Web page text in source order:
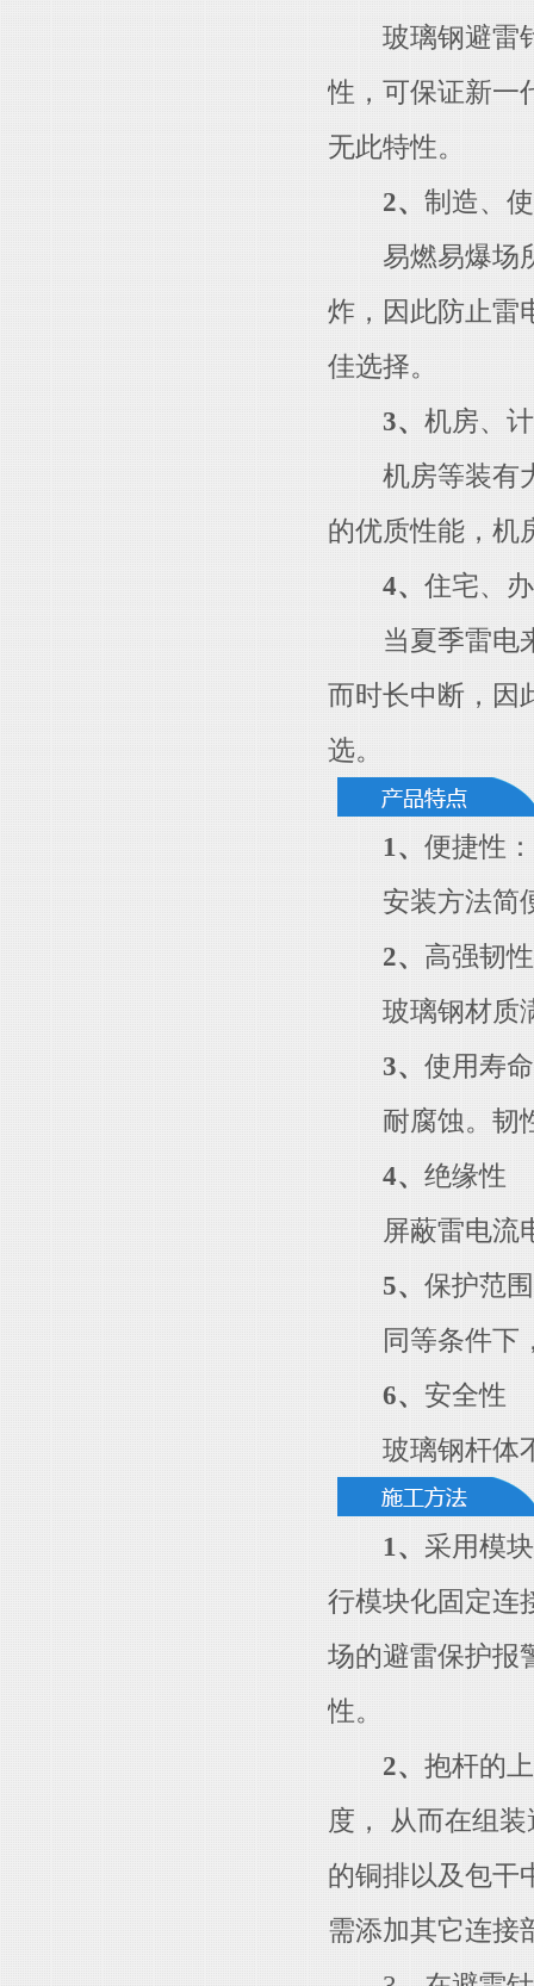
玻璃钢避雷针
性，可保证新一
无此特性。
2、 制造、
易燃易爆场所
炸，因此防止雷
佳选择。
3、 机房、
机房等装有大
的优质性能，机
4、 住宅、
当夏季雷电来
而时长中断，因
选。
1、 便捷性：
安装方法简便
2、 高强韧
玻璃钢材质满
3、 使用寿
耐腐蚀。韧
4、 绝缘性
屏蔽雷电流电
5、 保护范
同等条件下，
6、 安全性
玻璃钢杆体不
1、 采用模
行模块化固定连
场的避雷保护报
性。
2、 抱杆的
度， 从而在组
的铜排以及包干
需添加其它连接